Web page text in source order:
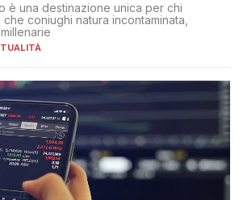
è una destinazione unica per chi
coniughi natura incontaminata,